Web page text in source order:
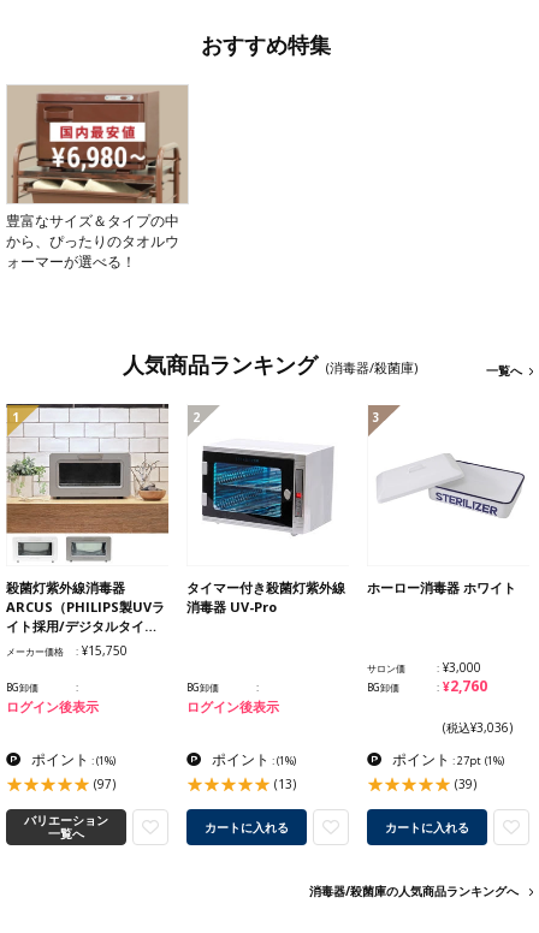
おすすめ特集
豊富なサイズ＆タイプの中
から、ぴったりのタオルウ
ォーマーが選べる！
人気商品ランキング (消毒器/殺菌庫) 一覧へ
1
殺菌灯紫外線消毒器
ARCUS（PHILIPS製UVラ
イト採用/デジタルタイ…
メーカー価格 ¥15,750
BG卸価
ログイン後表示
ポイント :(1%)
(97)
バリエーション
一覧へ
2
タイマー付き殺菌灯紫外線
消毒器 UV-Pro
BG卸価
ログイン後表示
ポイント :(1%)
(13)
カートに入れる
3
ホーロー消毒器 ホワイト
サロン価 ¥3,000
BG卸価 ¥2,760
(税込¥3,036)
ポイント : 27pt (1%)
(39)
カートに入れる
消毒器/殺菌庫の人気商品ランキングへ